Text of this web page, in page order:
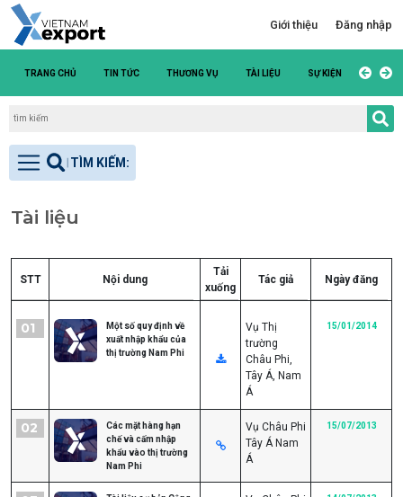
Giới thiệu Đăng nhập
TRANG CHỦ TIN TỨC THƯƠNG VỤ TÀI LIỆU SỰ KIỆN DANH
Tài liệu
STT Nội dung
Tải
xuống
Tác giả Ngày đăng
01
Một số quy định về
xuất nhập khẩu của
thị trường Nam Phi
Vụ Thị
trường
Châu Phi,
Tây Á, Nam
Á
15/01/2014
02
Các mặt hàng hạn
chế và cấm nhập
khẩu vào thị trường
Nam Phi
Vụ Châu Phi
Tây Á Nam
Á
15/07/2013